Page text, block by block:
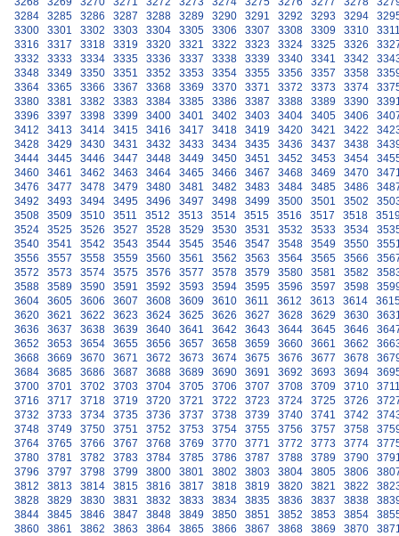
3284
3285 3286 3287 3288 3289 3290 3291 3292 3293 3294
3300
3301 3302 3303 3304 3305 3306 3307 3308 3309 3310
3316
3317 3318 3319 3320 3321 3322 3323 3324 3325 3326
3332
3333 3334 3335 3336 3337 3338 3339 3340 3341 3342
3348
3349 3350 3351 3352 3353 3354 3355 3356 3357 3358
3364
3365 3366 3367 3368 3369 3370 3371 3372 3373 3374
3380
3381 3382 3383 3384 3385 3386 3387 3388 3389 3390
3396
3397 3398 3399 3400 3401 3402 3403 3404 3405 3406
3412
3413 3414 3415 3416 3417 3418 3419 3420 3421 3422
3428
3429 3430 3431 3432 3433 3434 3435 3436 3437 3438
3444
3445 3446 3447 3448 3449 3450 3451 3452 3453 3454
3460
3461 3462 3463 3464 3465 3466 3467 3468 3469 3470
3476
3477 3478 3479 3480 3481 3482 3483 3484 3485 3486
3492
3493 3494 3495 3496 3497 3498 3499 3500 3501 3502
3508
3509 3510 3511 3512 3513 3514 3515 3516 3517 3518
3524
3525 3526 3527 3528 3529 3530 3531 3532 3533 3534
3540
3541 3542 3543 3544 3545 3546 3547 3548 3549 3550
3556
3557 3558 3559 3560 3561 3562 3563 3564 3565 3566
3572
3573 3574 3575 3576 3577 3578 3579 3580 3581 3582
3588
3589 3590 3591 3592 3593 3594 3595 3596 3597 3598
3604
3605 3606 3607 3608 3609 3610 3611 3612 3613 3614
3620
3621 3622 3623 3624 3625 3626 3627 3628 3629 3630
3636
3637 3638 3639 3640 3641 3642 3643 3644 3645 3646
3652
3653 3654 3655 3656 3657 3658 3659 3660 3661 3662
3668
3669 3670 3671 3672 3673 3674 3675 3676 3677 3678
3684
3685 3686 3687 3688 3689 3690 3691 3692 3693 3694
3700
3701 3702 3703 3704 3705 3706 3707 3708 3709 3710
3716
3717 3718 3719 3720 3721 3722 3723 3724 3725 3726
3732
3733 3734 3735 3736 3737 3738 3739 3740 3741 3742
3748
3749 3750 3751 3752 3753 3754 3755 3756 3757 3758
3764
3765 3766 3767 3768 3769 3770 3771 3772 3773 3774
3780
3781 3782 3783 3784 3785 3786 3787 3788 3789 3790
3796
3797 3798 3799 3800 3801 3802 3803 3804 3805 3806
3812
3813 3814 3815 3816 3817 3818 3819 3820 3821 3822
3828
3829 3830 3831 3832 3833 3834 3835 3836 3837 3838
3844
3845 3846 3847 3848 3849 3850 3851 3852 3853 3854
3860
3861 3862 3863 3864 3865 3866 3867 3868 3869 3870